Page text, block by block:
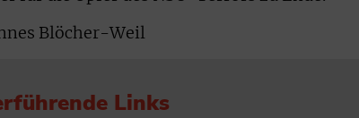
Blöcher-Weil
Links